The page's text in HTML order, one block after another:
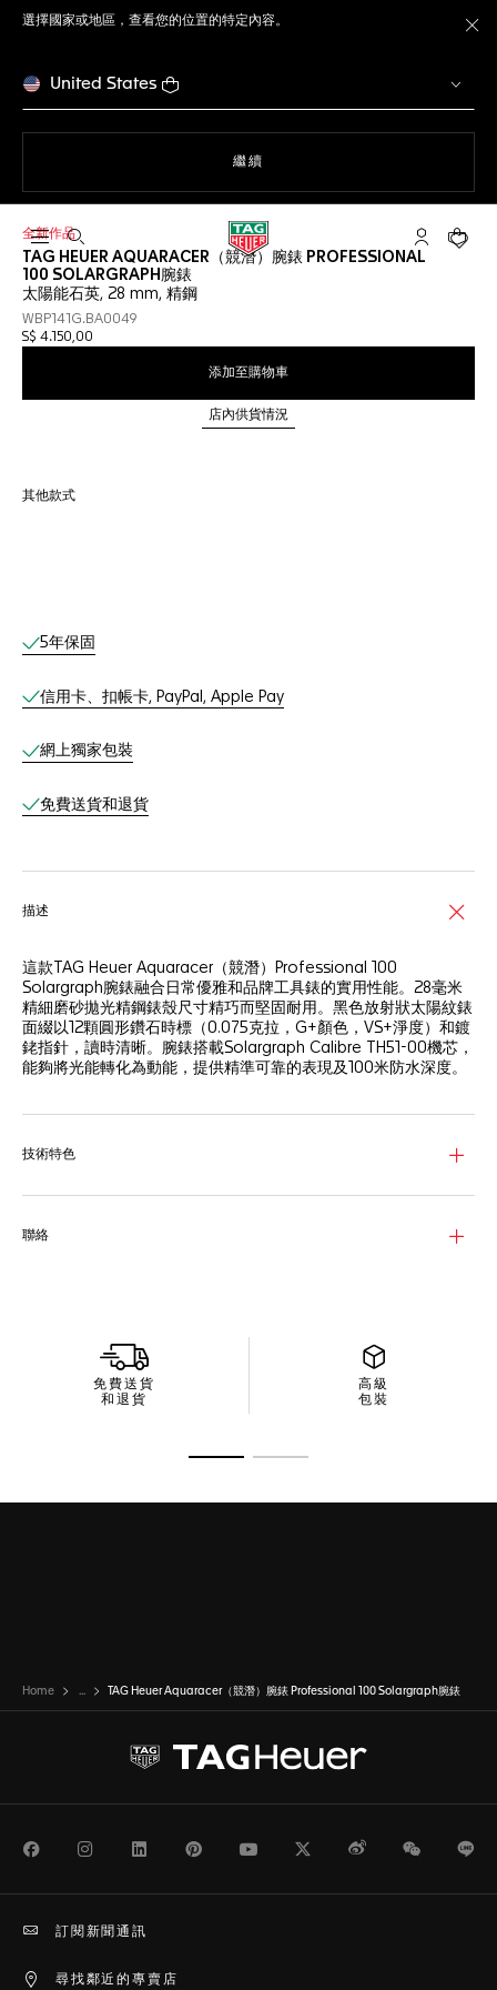
選擇國家或地區，查看您的位置的特定內容。
United States
繼續
開啟搜尋 「我的TAG
您的
全新作品
TAG HEUER AQUARACER（競潛）腕錶 PROFESSIONAL
100 SOLARGRAPH腕錶
太陽能石英, 28 mm, 精鋼
WBP141G.BA0049
S$ 4.150,00
添加至購物車
店內供貨情況
其他款式
網上服務
5年保固
信用卡、扣帳卡, PayPal, Apple Pay
網上獨家包裝
免費送貨和退貨
描述
這款TAG Heuer Aquaracer（競潛）Professional 100
Solargraph腕錶融合日常優雅和品牌工具錶的實用性能。28毫米
精細磨砂拋光精鋼錶殼尺寸精巧而堅固耐用。黑色放射狀太陽紋錶
面綴以12顆圓形鑽石時標（0.075克拉，G+顏色，VS+淨度）和鍍
銠指針，讀時清晰。腕錶搭載Solargraph Calibre TH51-00機芯，
能夠將光能轉化為動能，提供精準可靠的表現及100米防水深度。
技術特色
聯絡
免費送貨
和退貨
高級
包裝
Home ... TAG Heuer Aquaracer（競潛）腕錶 Professional 100 Solargraph腕錶
FacebookInstagramLinkedInPinterestYoutubeTwitterWeiboWeChat
尋找鄰近的專賣店
訂閱新聞通訊